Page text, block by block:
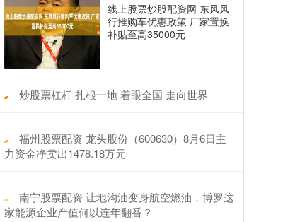
线上股票炒股配资网 东风风
行推购车优惠政策 厂家置换
补贴至高35000元
​炒股票杠杆 扎根一地 着眼全国 走向世界
​福州股票配资 龙头股份（600630）8月6日主
力资金净卖出1478.18万元
​南宁股票配资 让地沟油变身航空燃油，博罗这
家能源企业产值何以连年翻番？